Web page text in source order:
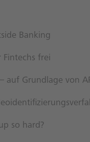
Banking
frei
auf Grundlage von
so hard?